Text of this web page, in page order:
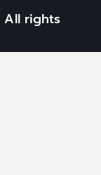
All rights